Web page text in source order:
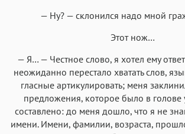
— Ну? — склонился надо мной
Этот нож…
— Я… — Честное слово, я хотел ему
неожиданно перестало хватать слов,
гласные артикулировать; меня
предложения, которое было в голове
составлено: до меня дошло, что я не
имени. Имени, фамилии, возраста,